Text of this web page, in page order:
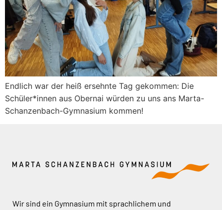
Endlich war der heiß ersehnte Tag gekommen: Die
Schüler*innen aus Obernai würden zu uns ans Marta-
Schanzenbach-Gymnasium kommen!
Wir sind ein Gymnasium mit sprachlichem und